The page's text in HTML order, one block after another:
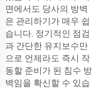
면에서도 당사의 방벽
은 관리하기가 매우 쉽
습니다. 정기적인 점검
과 간단한 유지보수만
으로 언제라도 즉시 작
동할 준비가 된 침수 방
벽임을 확신할 수 있습